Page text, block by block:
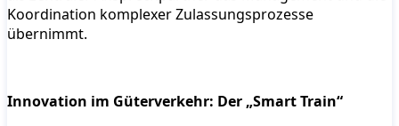
Koordination komplexer Zulassungsprozesse
übernimmt.
Innovation im Güterverkehr: Der „Smart Train“